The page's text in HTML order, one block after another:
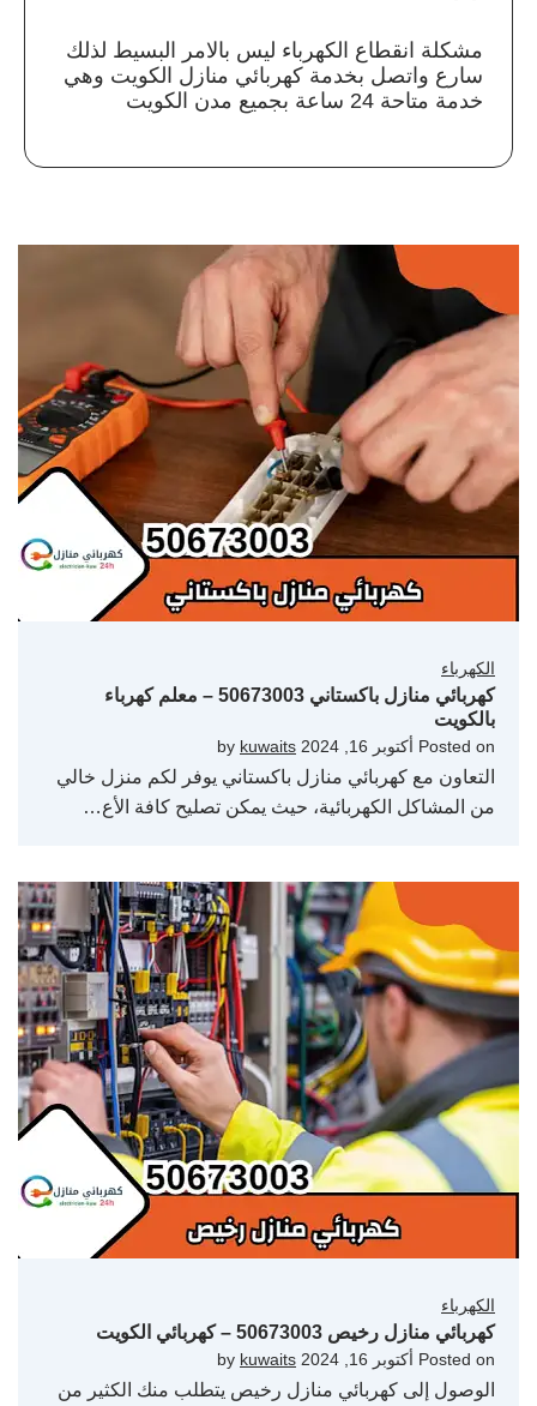
مشكلة انقطاع الكهرباء ليس بالامر البسيط لذلك
سارع واتصل بخدمة كهربائي منازل الكويت وهي
خدمة متاحة 24 ساعة بجميع مدن الكويت
الكهرباء
كهربائي منازل باكستاني 50673003 – معلم كهرباء
بالكويت
Posted on أكتوبر 16, 2024 kuwaits
التعاون مع كهربائي منازل باكستاني يوفر لكم منزل خالي
من المشاكل الكهربائية، حيث يمكن تصليح كافة الأع…
الكهرباء
كهربائي منازل رخيص 50673003 – كهربائي الكويت
Posted on أكتوبر 16, 2024 kuwaits
الوصول إلى كهربائي منازل رخيص يتطلب منك الكثير من